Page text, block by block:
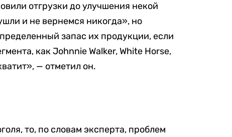
отгрузки до улучшения некой
и не вернемся никогда», но
запас их продукции, если
как Johnnie Walker, White Horse,
— отметил он.
то, по словам эксперта, проблем